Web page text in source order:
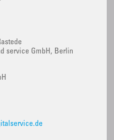
service GmbH, Berlin